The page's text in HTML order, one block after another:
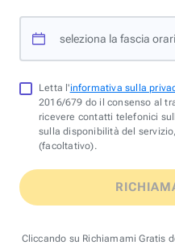
seleziona la fascia
Letta l'informativa sulla
2016/679 do il consenso al
ricevere contatti telefonici
sulla disponibilità del
(facoltativo).
Cliccando su Richiamami Gratis